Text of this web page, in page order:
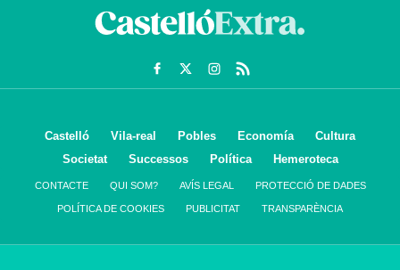
Castelló Vila-real Pobles Economía
Cultura
Societat
Successos Política Hemeroteca
CONTACTE QUI SOM? AVÍS LEGAL PROTECCIÓ DE DADES
POLÍTICA DE COOKIES PUBLICITAT TRANSPARÈNCIA